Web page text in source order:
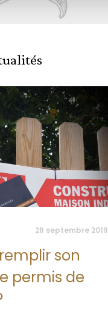
28 septembre 2019
son
permis de